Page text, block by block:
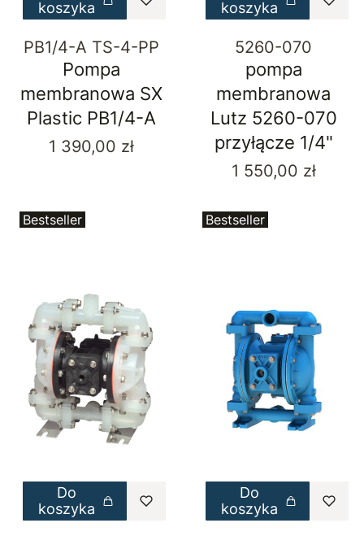
koszyka
PB1/4-A TS-4-PP
Pompa
membranowa SX
Plastic PB1/4-A
Cena
1 390,00 zł
koszyka
5260-070
pompa
membranowa
Lutz 5260-070
przyłącze 1/4"
Cena
1 550,00 zł
Bestseller
Do
koszyka
Bestseller
Do
koszyka